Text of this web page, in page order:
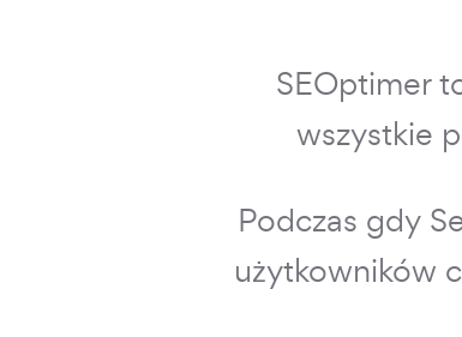
SEOptimer
wszystkie
Podczas gdy
użytkowników